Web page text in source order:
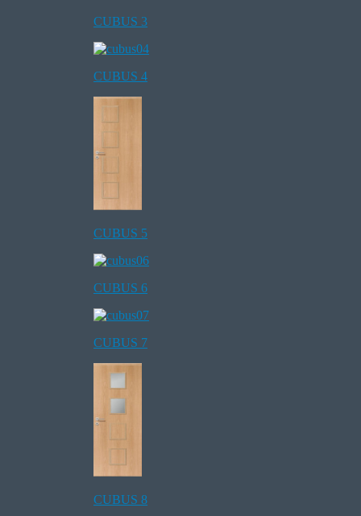
CUBUS 3
CUBUS 4
CUBUS 5
CUBUS 6
CUBUS 7
CUBUS 8